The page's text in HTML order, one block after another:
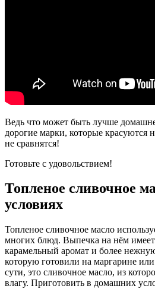
Ведь что может быть лучше
дорогие марки, которые красуются
не сравнятся!
Готовьте с удовольствием!
Топленое сливочное
условиях
Топленое сливочное масло
многих блюд. Выпечка на нём
карамельный аромат и более
которую готовили на маргарине
сути, это сливочное масло, из
влагу. Приготовить в домашних